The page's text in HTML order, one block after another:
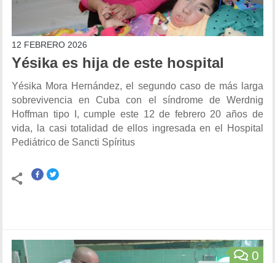
12 FEBRERO 2026
Yésika es hija de este hospital
Yésika Mora Hernández, el segundo caso de más larga
sobrevivencia en Cuba con el síndrome de Werdnig
Hoffman tipo I, cumple este 12 de febrero 20 años de
vida, la casi totalidad de ellos ingresada en el Hospital
Pediátrico de Sancti Spíritus
0